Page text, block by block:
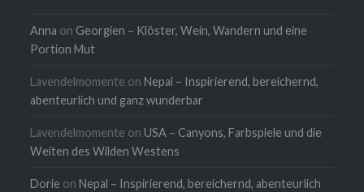
Anna on Georgien – Klöster, Wein, Wandern und eine
Portion Mut
Lavendelmomente onNepal – Inspirierend, bereichernd,
abenteurlich und ganz wunderbar
Lavendelmomente onUSA – Canyons, Farbspiele und die
Weiten des Wilden Westens
Dorie onNepal – Inspirierend, bereichernd, abenteurlich